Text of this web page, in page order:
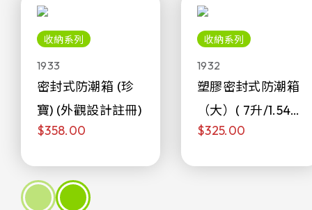
收納系列
1933
密封式防潮箱 (珍
寶) (外觀設計註冊)
$358.00
收納系列
1932
塑膠密封式防潮箱
（大）( 7升/1.54加
侖)
$325.00